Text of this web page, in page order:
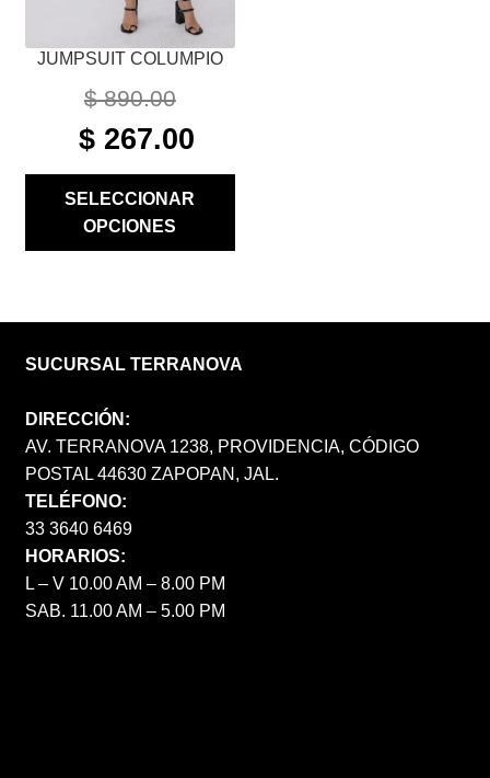
JUMPSUIT COLUMPIO
$890.00
ORIGINAL
PRICE
$ 890.00.
$ 267.00
SELECCIONAR
OPCIONES
DE
PRODUCTO
SUCURSAL TERRANOVA
DIRECCIÓN:
AV. TERRANOVA 1238, PROVIDENCIA, CÓDIGO
POSTAL 44630 ZAPOPAN, JAL.
TELÉFONO:
33 3640 6469
HORARIOS:
L – V 10.00 AM – 8.00 PM
SAB. 11.00 AM – 5.00 PM